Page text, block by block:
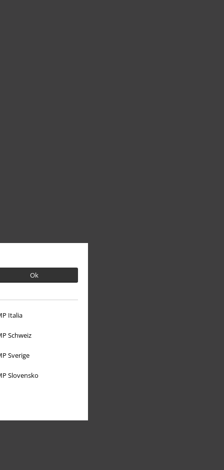
Ok
Italia
Schweiz
Sverige
Slovensko